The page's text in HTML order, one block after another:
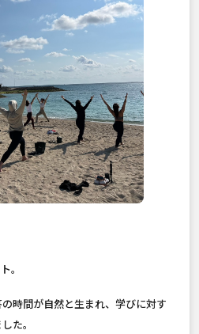
。
時間が自然と生まれ、学びに対す
た。